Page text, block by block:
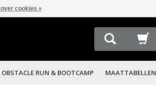
OBSTACLE RUN & BOOTCAMP MAATTABELLEN
over cookies »